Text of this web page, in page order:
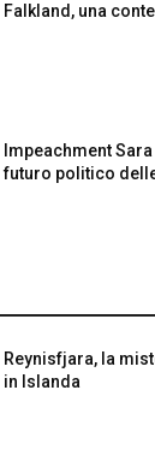
Falkland, una
Impeachment
futuro politico
Reynisfjara, la
in Islanda